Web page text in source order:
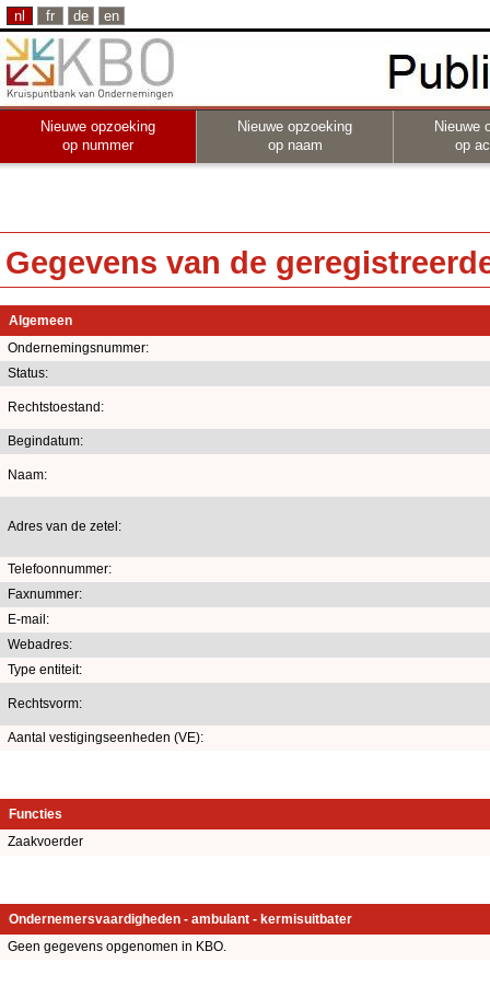
nl fr de en
Nieuwe opzoeking
op nummer
Nieuwe opzoeking
op naam
Nieuwe
op
Gegevens van de
Algemeen
Ondernemingsnummer:
Status:
Rechtstoestand:
Begindatum:
Naam:
Adres van de zetel:
Telefoonnummer:
Faxnummer:
E-mail:
Webadres:
Type entiteit:
Rechtsvorm:
Aantal vestigingseenheden (VE):
Functies
Zaakvoerder
Ondernemersvaardigheden - ambulant - kermisuitbater
Geen gegevens opgenomen in KBO.